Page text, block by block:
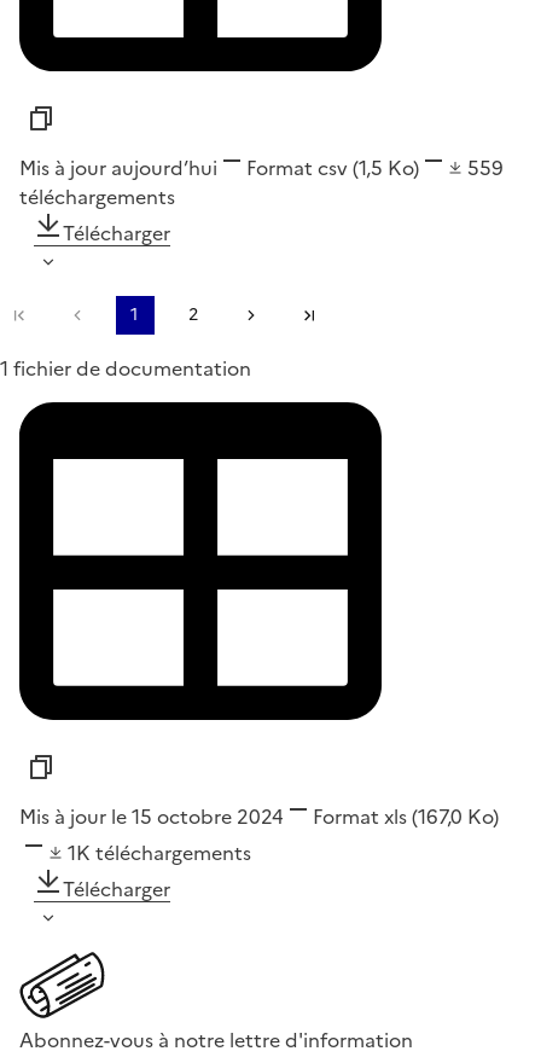
Mis à jour aujourd’hui Format csv(1,5 Ko)
559
téléchargements
Télécharger
Première pagePage précédente
1 2 Page suivante
1 fichier de documentation
Mis à jour le 15 octobre 2024 Format xls(167,0 Ko)
1K téléchargements
Télécharger
Abonnez-vous à notre lettre d'information